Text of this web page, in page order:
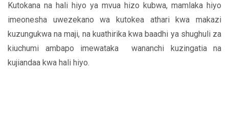
Kutokana na hali hiyo ya mvua hizo kubwa, mamlaka hiyo
imeonesha uwezekano wa kutokea athari kwa makazi
kuzungukwa na maji, na kuathirika kwa baadhi ya shughuli za
kiuchumi ambapo imewataka wananchi kuzingatia na
kujiandaa kwa hali hiyo.